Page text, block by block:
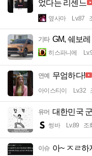
었다는 리센느
옆사마 Lv.87
기타 GM, 쉐보
히스파니에
연예 무엄하다!
아이스티이 Lv.32
유머 대한민국
썽바 Lv.89 조
이슈 아~ ㅈㄹ하